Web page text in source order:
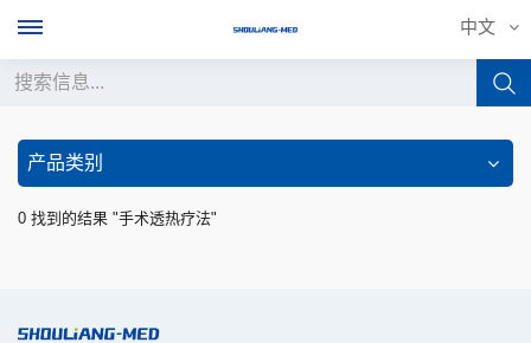
中文
中文
English
产品类别
0 找到的结果 "手术透热疗法"